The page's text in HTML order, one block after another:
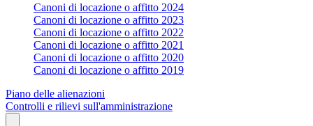
Canoni di locazione o affitto 2024
Canoni di locazione o affitto 2023
Canoni di locazione o affitto 2022
Canoni di locazione o affitto 2021
Canoni di locazione o affitto 2020
Canoni di locazione o affitto 2019
Piano delle alienazioni
Controlli e rilievi sull'amministrazione